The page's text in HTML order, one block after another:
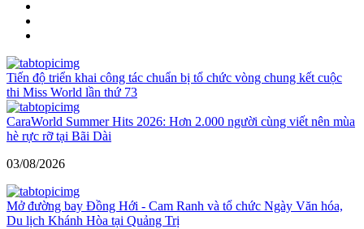
Tiến độ triển khai công tác chuẩn bị tổ chức vòng chung kết cuộc
thi Miss World lần thứ 73
CaraWorld Summer Hits 2026: Hơn 2.000 người cùng viết nên mùa
hè rực rỡ tại Bãi Dài
03/08/2026
Mở đường bay Đồng Hới - Cam Ranh và tổ chức Ngày Văn hóa,
Du lịch Khánh Hòa tại Quảng Trị